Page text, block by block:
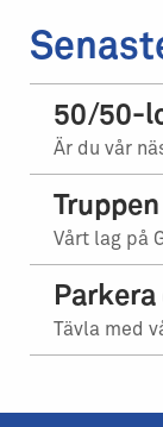
50/50-
Är du vår
Vårt lag på
Tävla med